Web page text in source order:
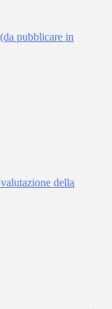
pubblicare in
della